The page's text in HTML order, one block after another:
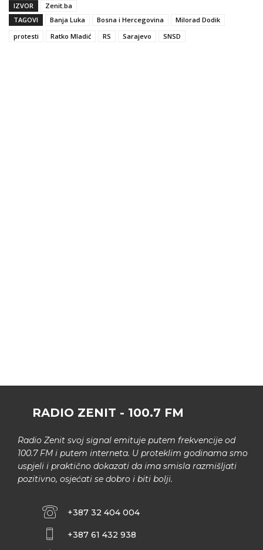
IZVOR
Zenit.ba
TAGOVI
Banja Luka Bosna i Hercegovina
Milorad Dodik
protesti
Ratko Mladić RS Sarajevo SNSD
RADIO ZENIT - 100.7 FM
Radio Zenit svoj signal emituje putem frekvencije od
100.7 FM i putem interneta. U proteklim godinama smo
uspjeli i praktično dokazati da ima smisla razmišljati
pozitivno, osjećati se dobro i biti bolji.
+387 32 404 004
+387 61 432 938